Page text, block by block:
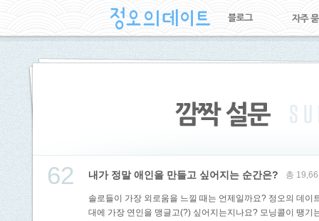
62 내가 정말 애인을 만들고 싶어지는 순간은? 총
솔로들이 가장 외로움을 느낄 때는 언제일까요? 정오의 데
대에 가장 연인을 맹글고(?) 싶어지는지나요? 모닝콜이 땡